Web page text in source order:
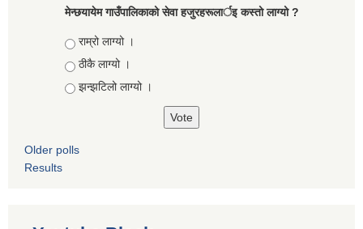
मेन्छयायेम गाउँपालिकाको सेवा हजुरहरूलार्इ कस्तो लाग्यो ?
Choices
राम्रो लाग्यो ।
ठीकै लाग्यो ।
झन्झटिलो लाग्यो ।
Older polls
Results